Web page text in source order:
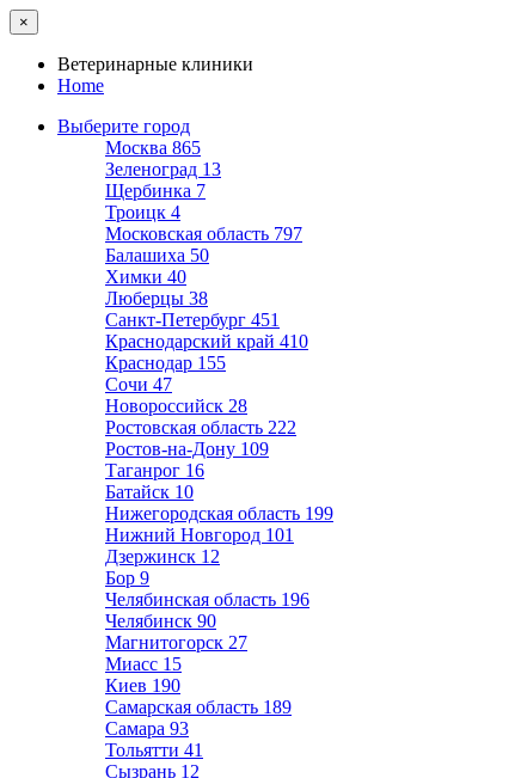
×
Ветеринарные клиники
Home
Выберите город
Москва 865
Зеленоград 13
Щербинка 7
Троицк 4
Московская область 797
Балашиха 50
Химки 40
Люберцы 38
Санкт-Петербург 451
Краснодарский край 410
Краснодар 155
Сочи 47
Новороссийск 28
Ростовская область 222
Ростов-на-Дону 109
Таганрог 16
Батайск 10
Нижегородская область 199
Нижний Новгород 101
Дзержинск 12
Бор 9
Челябинская область 196
Челябинск 90
Магнитогорск 27
Миасс 15
Киев 190
Самарская область 189
Самара 93
Тольятти 41
Сызрань 12